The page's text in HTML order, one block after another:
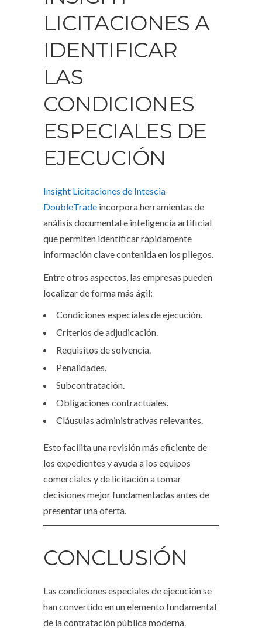
LICITACIONES A
IDENTIFICAR
LAS
CONDICIONES
ESPECIALES DE
EJECUCIÓN
Insight Licitaciones de Intescia-
DoubleTrade incorpora herramientas de
análisis documental e inteligencia artificial
que permiten identificar rápidamente
información clave contenida en los pliegos.
Entre otros aspectos, las empresas pueden
localizar de forma más ágil:
Condiciones especiales de ejecución.
Criterios de adjudicación.
Requisitos de solvencia.
Penalidades.
Subcontratación.
Obligaciones contractuales.
Cláusulas administrativas relevantes.
Esto facilita una revisión más eficiente de
los expedientes y ayuda a los equipos
comerciales y de licitación a tomar
decisiones mejor fundamentadas antes de
presentar una oferta.
CONCLUSIÓN
Las condiciones especiales de ejecución se
han convertido en un elemento fundamental
de la contratación pública moderna.